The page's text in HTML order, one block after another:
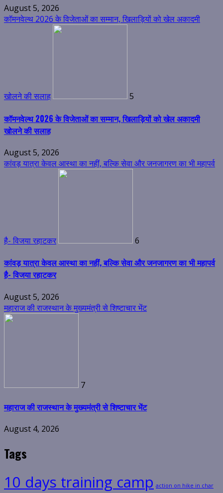
August 5, 2026
कॉमनवेल्थ 2026 के विजेताओं का सम्मान, खिलाड़ियों को खेल अकादमी
खोलने की सलाह 5
कॉमनवेल्थ 2026 के विजेताओं का सम्मान, खिलाड़ियों को खेल अकादमी
खोलने की सलाह
August 5, 2026
कांवड़ यात्रा केवल आस्था का नहीं, बल्कि सेवा और जनजागरण का भी महापर्व
है- विजया रहाटकर 6
कांवड़ यात्रा केवल आस्था का नहीं, बल्कि सेवा और जनजागरण का भी महापर्व
है- विजया रहाटकर
August 5, 2026
महाराज की राजस्थान के मुख्यमंत्री से शिष्टाचार भेंट
7
महाराज की राजस्थान के मुख्यमंत्री से शिष्टाचार भेंट
August 4, 2026
Tags
10 days training camp action on hike in char